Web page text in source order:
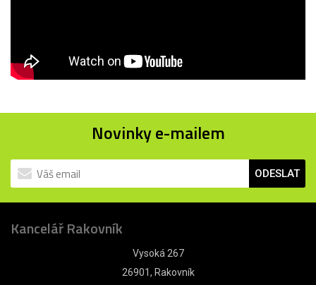
Novinky e-mailem
ODESLAT
Kancelář Rakovník
Vysoká 267
26901, Rakovník